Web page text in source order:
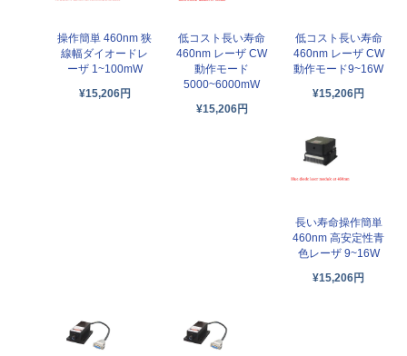
操作簡単 460nm 狭
線幅ダイオードレ
ーザ 1~100mW
¥15,206円
低コスト長い寿命
460nm レーザ CW
動作モード
5000~6000mW
¥15,206円
低コスト長い寿命
460nm レーザ CW
動作モード9~16W
¥15,206円
長い寿命操作簡単
460nm 高安定性青
色レーザ 9~16W
¥15,206円